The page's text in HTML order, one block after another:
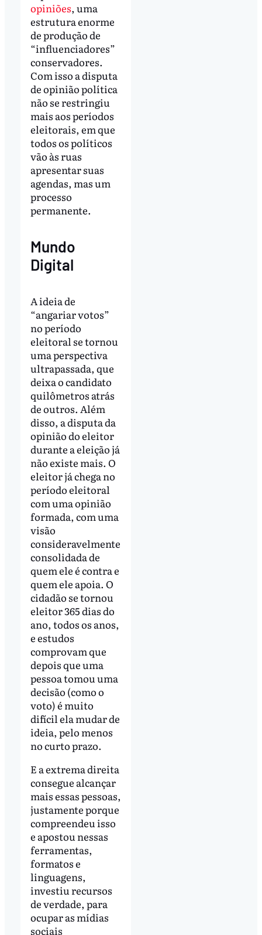
opiniões, uma
estrutura enorme
de produção de
“influenciadores”
conservadores.
Com isso a disputa
de opinião política
não se restringiu
mais aos períodos
eleitorais, em que
todos os políticos
vão às ruas
apresentar suas
agendas, mas um
processo
permanente.
Mundo
Digital
A ideia de
“angariar votos”
no período
eleitoral se tornou
uma perspectiva
ultrapassada, que
deixa o candidato
quilômetros atrás
de outros. Além
disso, a disputa da
opinião do eleitor
durante a eleição já
não existe mais. O
eleitor já chega no
período eleitoral
com uma opinião
formada, com uma
visão
consideravelmente
consolidada de
quem ele é contra e
quem ele apoia. O
cidadão se tornou
eleitor 365 dias do
ano, todos os anos,
e estudos
comprovam que
depois que uma
pessoa tomou uma
decisão (como o
voto) é muito
difícil ela mudar de
ideia, pelo menos
no curto prazo.
E a extrema direita
consegue alcançar
mais essas pessoas,
justamente porque
compreendeu isso
e apostou nessas
ferramentas,
formatos e
linguagens,
investiu recursos
de verdade, para
ocupar as mídias
sociais